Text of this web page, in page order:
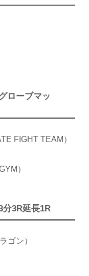
ローブマッ
FIGHT TEAM）
）
3R延長1R
ゴン）